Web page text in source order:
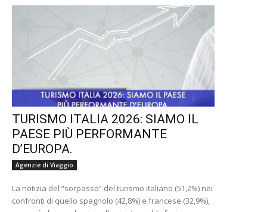
TURISMO ITALIA 2026: SIAMO IL
PAESE PIÙ PERFORMANTE
D’EUROPA.
Agenzie di Viaggio
La notizia del “sorpasso” del turismo italiano (51,2%) nei
confronti di quello spagnolo (42,8%) e francese (32,9%),